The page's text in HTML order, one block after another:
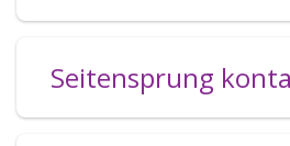
Seitensprung